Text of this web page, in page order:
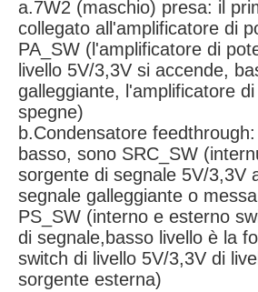
a.7W2 (maschio) presa: il
collegato all'amplificatore di
PA_SW (l'amplificatore di
livello 5V/3,3V si accende,
galleggiante, l'amplificatore
spegne)
b.Condensatore
basso, sono SRC_SW
sorgente di segnale 5V/3,3V
segnale galleggiante o
PS_SW (interno e esterno
di segnale,basso livello è la
switch di livello 5V/3,3V di
sorgente esterna)